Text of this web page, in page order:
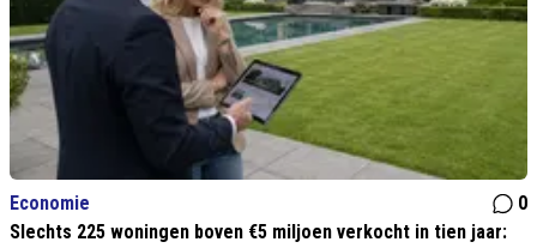
Economie
0
Slechts 225 woningen boven €5 miljoen verkocht in tien jaar: